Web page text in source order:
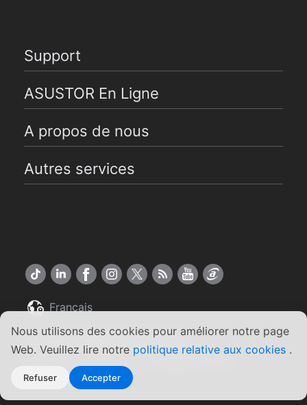
Nous utilisons des cookies pour améliorer notre page
Web. Veuillez lire notre politique relative aux cookies .
Refuser Accepter
Support
ASUSTOR En Ligne
A propos de nous
Autres services
Français
Copyright ©2026 ASUSTOR Inc.
Conditions générales |
Engagement de
confidentialité